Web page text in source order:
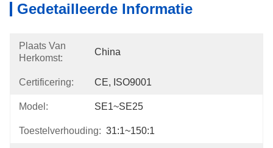
Gedetailleerde Informatie
Plaats Van
Herkomst:
China
Certificering: CE, ISO9001
Model: SE1~SE25
Toestelverhouding: 31:1~150:1